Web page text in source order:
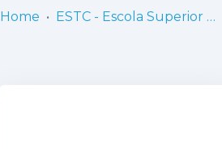
Home ESTC - Escola Superior de Teatro e Cinema